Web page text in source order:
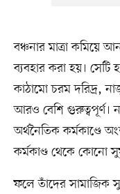
বঞ্চনার মাত্রা কমিয়ে
ব্যবহার করা হয়। সেটি
কাঠামো চরম দরিদ্র,
আরও বেশি গুরুত্বপূর্ণ।
অর্থনৈতিক কর্মকাণ্ডে
কর্মকাণ্ড থেকে কোনো
ফলে তাঁদের সামাজিক